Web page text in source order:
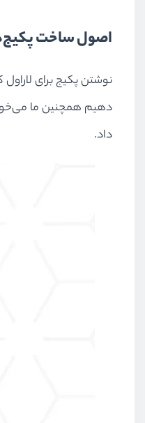
اصول ساخت
نوشتن پکیج برای
دهیم همچنین ما
داد.